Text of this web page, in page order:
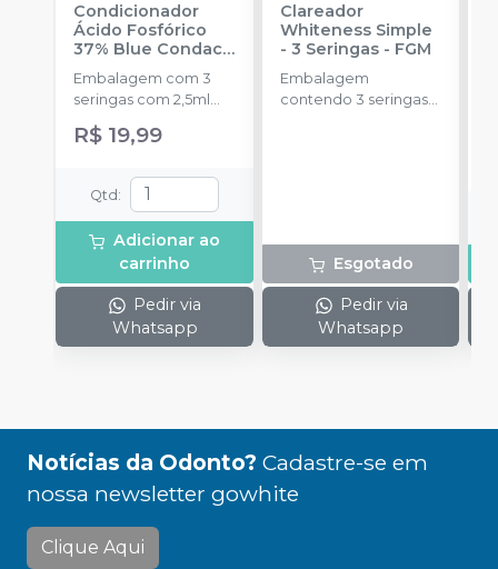
Condicionador
Ácido Fosfórico
37% Blue Condac-
FGM
Embalagem com 3
seringas com 2,5ml
cada uma e 3
ponteiras para
R$ 19,99
Qtd :
Adicionar ao
carrinho
Pedir via
Whatsapp
Clareador
Whiteness Simple
- 3 Seringas- FGM
Embalagem
contendo 3 seringas
Esgotado
Pedir via
Whatsapp
Notícias da Odonto? Cadastre-se em
nossa newsletter gowhite
Clique Aqui